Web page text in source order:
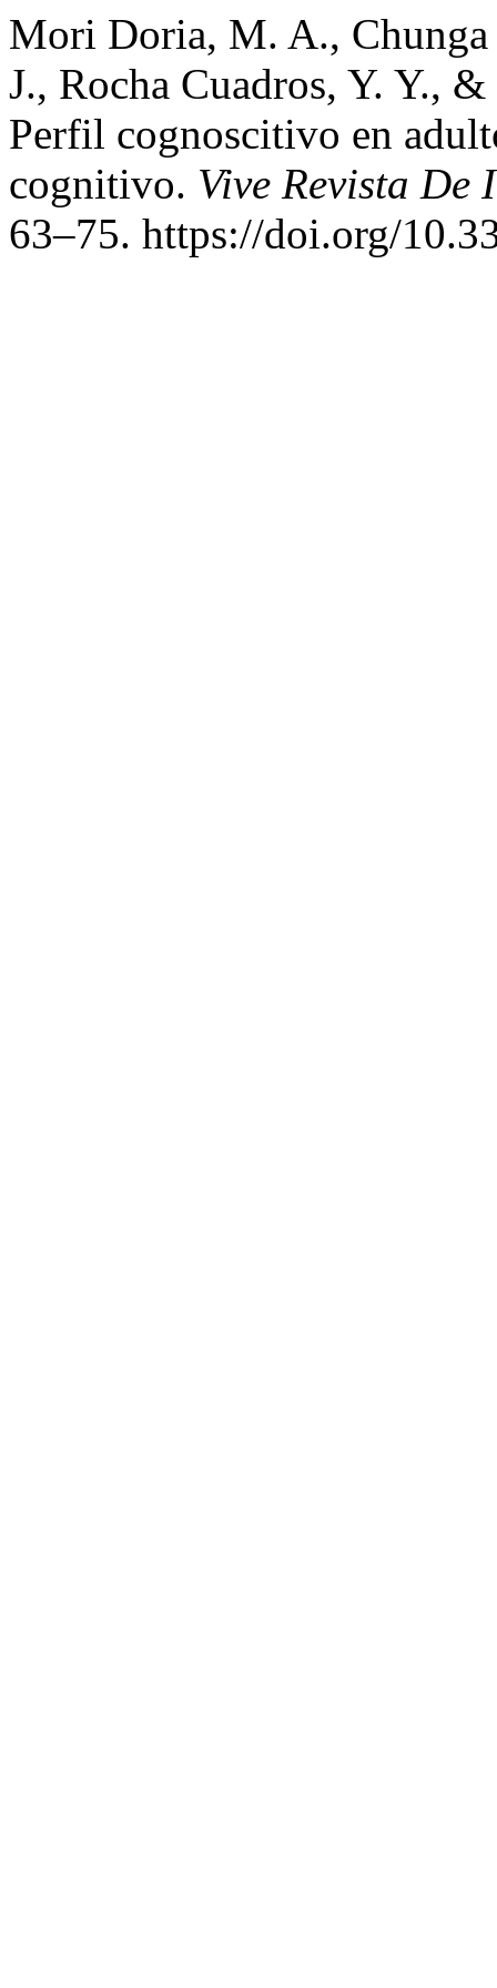
Mori Doria, M. A., Chunga
J., Rocha Cuadros, Y. Y.,
Perfil cognoscitivo en
cognitivo. Vive Revista De
63–75. https://doi.org/